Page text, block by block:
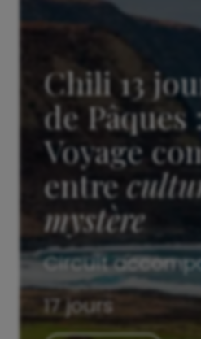
Chili 13
de Pâques
Voyage
entre
mystère
Circuit
17 jours